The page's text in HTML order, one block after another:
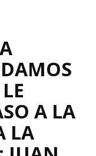
A LA
LA